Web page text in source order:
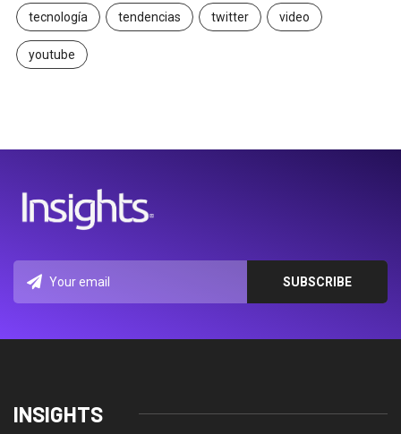
tecnología tendencias twitter video
youtube
INSIGHTS